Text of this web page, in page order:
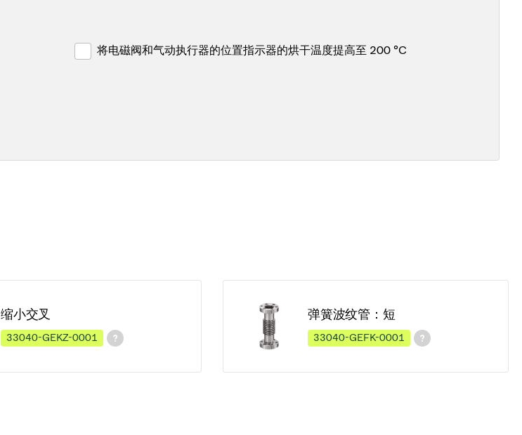
将电磁阀和气动执行器的位置指示器的烘干温度提高至 200 °C
缩小交叉
33040-GEKZ-0001
弹簧波纹管：短
33040-GEFK-0001